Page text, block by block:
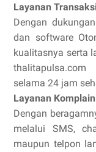
Layanan
Dengan
dan software
kualitasnya serta
selama 24 jam
Layanan
Dengan
melalui SMS,
maupun telpon